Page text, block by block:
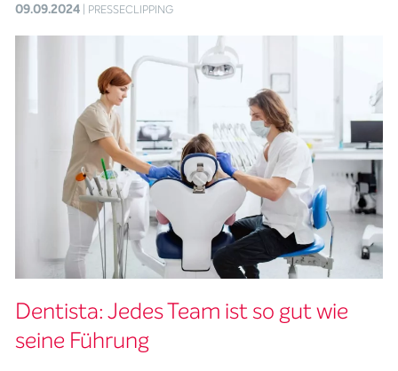
09.09.2024 | PRESSECLIPPING
Dentista: Jedes Team ist so gut wie
seine Führung